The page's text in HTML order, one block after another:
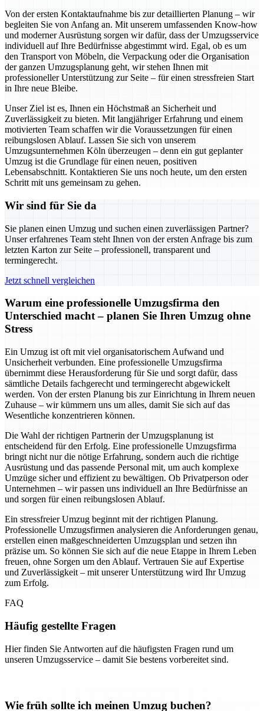
Von der ersten Kontaktaufnahme bis zur detaillierten Planung – wir
begleiten Sie von Anfang an. Mit unserem umfassenden Know-how
und moderner Ausrüstung sorgen wir dafür, dass der Umzugsservice
individuell auf Ihre Bedürfnisse abgestimmt wird. Egal, ob es um
den Transport von Möbeln, die Verpackung oder die Organisation
der ganzen Umzugsplanung geht, wir stehen Ihnen mit
professioneller Unterstützung zur Seite – für einen stressfreien Start
in Ihre neue Bleibe.
Unser Ziel ist es, Ihnen ein Höchstmaß an Sicherheit und
Zuverlässigkeit zu bieten. Mit langjähriger Erfahrung und einem
motivierten Team schaffen wir die Voraussetzungen für einen
reibungslosen Ablauf. Lassen Sie sich von unserem
Umzugsunternehmen Köln überzeugen – denn ein gut geplanter
Umzug ist die Grundlage für einen neuen, positiven
Lebensabschnitt. Kontaktieren Sie uns noch heute, um den ersten
Schritt mit uns gemeinsam zu gehen.
Wir sind für Sie da
Sie planen einen Umzug und suchen einen zuverlässigen Partner?
Unser erfahrenes Team steht Ihnen von der ersten Anfrage bis zum
letzten Karton zur Seite – professionell, transparent und
termingerecht.
Jetzt schnell vergleichen
Warum eine professionelle Umzugsfirma den
Unterschied macht – planen Sie Ihren Umzug ohne
Stress
Ein Umzug ist oft mit viel organisatorischem Aufwand und
Unsicherheit verbunden. Eine professionelle Umzugsfirma
übernimmt diese Herausforderung für Sie und sorgt dafür, dass
sämtliche Details fachgerecht und termingerecht abgewickelt
werden. Von der ersten Planung bis zur Einrichtung in Ihrem neuen
Zuhause – wir kümmern uns um alles, damit Sie sich auf das
Wesentliche konzentrieren können.
Die Wahl der richtigen Partnerin der Umzugsplanung ist
entscheidend für den Erfolg. Eine professionelle Umzugsfirma
bringt nicht nur die nötige Erfahrung, sondern auch die richtige
Ausrüstung und das passende Personal mit, um auch komplexe
Umzüge sicher und effizient zu bewältigen. Ob Privatperson oder
Unternehmen – wir passen uns individuell an Ihre Bedürfnisse an
und sorgen für einen reibungslosen Ablauf.
Ein stressfreier Umzug beginnt mit der richtigen Planung.
Professionelle Umzugsfirmen analysieren die Anforderungen genau,
erstellen einen maßgeschneiderten Umzugsplan und setzen ihn
präzise um. So können Sie sich auf die neue Etappe in Ihrem Leben
freuen, ohne Sorgen um den Ablauf. Vertrauen Sie auf Expertise
und Zuverlässigkeit – mit unserer Unterstützung wird Ihr Umzug
zum Erfolg.
FAQ
Häufig gestellte Fragen
Hier finden Sie Antworten auf die häufigsten Fragen rund um
unseren Umzugsservice – damit Sie bestens vorbereitet sind.
Wie früh sollte ich meinen Umzug buchen?